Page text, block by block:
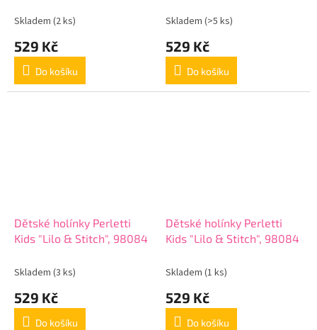
Skladem (2 ks)
529 Kč
Do košíku
Skladem (>5 ks)
529 Kč
Do košíku
Dětské holínky Perletti
Kids "Lilo & Stitch", 98084
Skladem (3 ks)
529 Kč
Do košíku
Dětské holínky Perletti
Kids "Lilo & Stitch", 98084
Skladem (1 ks)
529 Kč
Do košíku